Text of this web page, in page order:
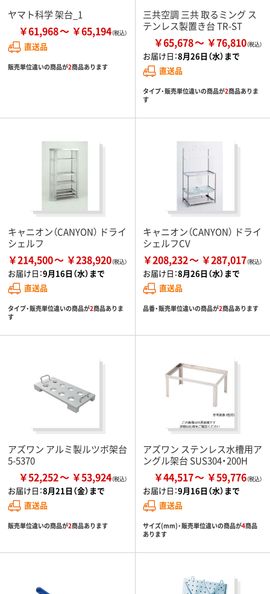
ヤマト科学 架台_1
￥61,968 ￥65,194
直送品
販売単位違いの商品が2商品あります
三共空調 三共 取るミング ス
テンレス製置き台 TR-ST
￥65,678 ￥76,810
お届け日：8月26日（水）まで
直送品
タイプ・販売単位違いの商品が2商品ありま
す
キャニオン（CANYON） ドライ
シェルフ
￥214,500 ￥238,920
お届け日：9月16日（水）まで
直送品
タイプ・販売単位違いの商品が2商品ありま
す
キャニオン（CANYON） ドライ
シェルフCV
￥208,232 ￥287,017
お届け日：8月26日（水）まで
直送品
品番・販売単位違いの商品が2商品あります
アズワン アルミ製ルツボ架台
5-5370
￥52,252 ￥53,924
お届け日：8月21日（金）まで
直送品
販売単位違いの商品が2商品あります
アズワン ステンレス水槽用ア
ングル架台 SUS304・200H
￥44,517 ￥59,776
お届け日：9月16日（水）まで
直送品
サイズ(mm)・販売単位違いの商品が4商品
あります